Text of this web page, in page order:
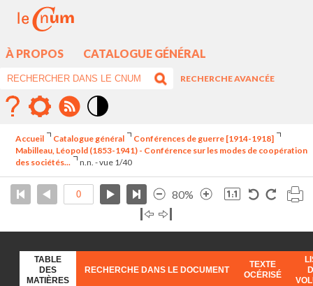
À PROPOS CATALOGUE GÉNÉRAL
RECHERCHE AVANCÉE
élévé
Accueil Catalogue général
Conférences de guerre [1914-1918]
Mabilleau, Léopold (1853-1941) - Conférence sur les modes de coopération
des sociétés...
n.n. - vue 1/40
80%
TABLE
DES
MATIÈRES
RECHERCHE DANS LE DOCUMENT
TEXTE
OCÉRISÉ